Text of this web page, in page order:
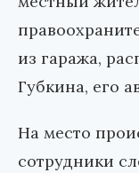
из гаража,
Губкина, его
На место
сотрудники